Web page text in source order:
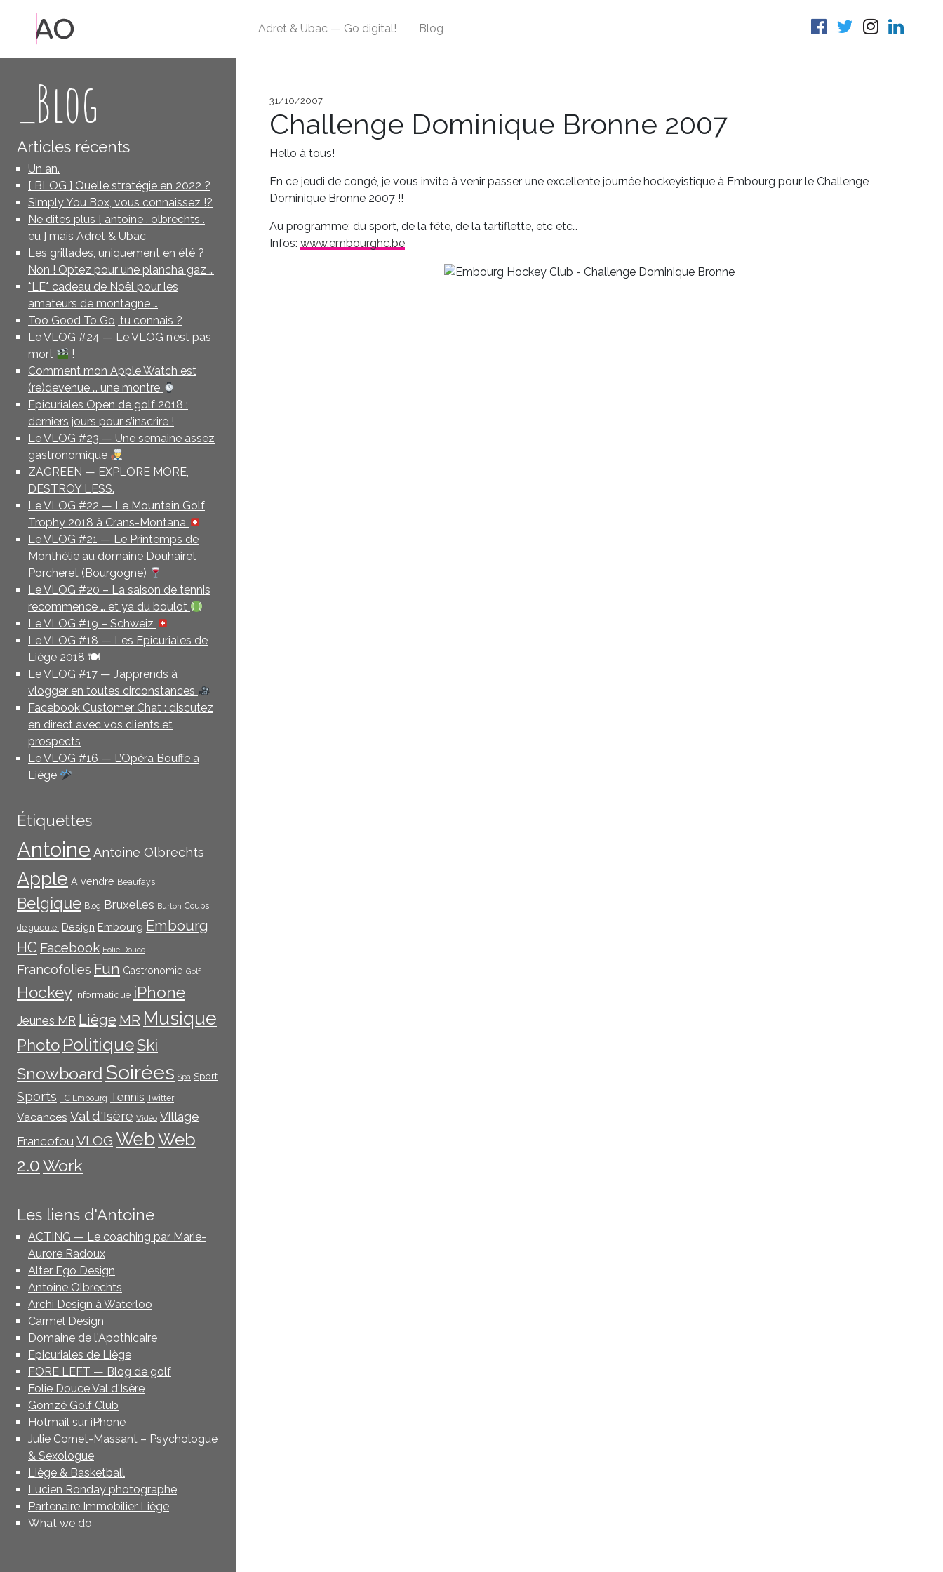
Adret & Ubac — Go digital! Blog
_Blog
Articles récents
Un an.
[ BLOG ] Quelle stratégie en 2022 ?
Simply You Box, vous connaissez !?
Ne dites plus [ antoine . olbrechts .
eu ] mais Adret & Ubac
Les grillades, uniquement en été ?
Non ! Optez pour une plancha gaz …
*LE* cadeau de Noël pour les
amateurs de montagne …
Too Good To Go, tu connais ?
Le VLOG #24 — Le VLOG n’est pas
mort
!
Comment mon Apple Watch est
(re)devenue … une montre
Epicuriales Open de golf 2018 :
derniers jours pour s’inscrire !
Le VLOG #23 — Une semaine assez
gastronomique
ZAGREEN — EXPLORE MORE,
DESTROY LESS.
Le VLOG #22 — Le Mountain Golf
Trophy 2018 à Crans-Montana
Le VLOG #21 — Le Printemps de
Monthélie au domaine Douhairet
Porcheret (Bourgogne)
Le VLOG #20 – La saison de tennis
recommence … et ya du boulot
Le VLOG #19 – Schweiz
Le VLOG #18 — Les Epicuriales de
Liège 2018 🍽
Le VLOG #17 — J’apprends à
vlogger en toutes circonstances
Facebook Customer Chat : discutez
en direct avec vos clients et
prospects
Le VLOG #16 — L’Opéra Bouffe à
Liège
Étiquettes
Antoine Antoine Olbrechts
Apple A vendre Beaufays
Belgique Blog Bruxelles Burton Coups
de gueule! Design Embourg Embourg
HC Facebook Folie Douce
Francofolies Fun Gastronomie Golf
Hockey Informatique iPhone
Jeunes MR Liège MR Musique
Photo PolitiqueSki
Snowboard Soirées Spa Sport
Sports TC Embourg Tennis Twitter
Vacances Val d'Isère Vidéo Village
Francofou VLOG WebWeb
2.0Work
Les liens d'Antoine
ACTING — Le coaching par Marie-
Aurore Radoux
Alter Ego Design
Antoine Olbrechts
Archi Design à Waterloo
Carmel Design
Domaine de l'Apothicaire
Epicuriales de Liège
FORE LEFT — Blog de golf
Folie Douce Val d'Isère
Gomzé Golf Club
Hotmail sur iPhone
Julie Cornet-Massant – Psychologue
& Sexologue
Liège & Basketball
Lucien Ronday photographe
Partenaire Immobilier Liège
What we do
Publié
31/10/2007
Challenge Dominique Bronne 2007
Hello à tous!
En ce jeudi de congé, je vous invite à venir passer une excellente journée hockeyistique à Embourg pour le Challenge
Dominique Bronne 2007 !!
Au programme: du sport, de la fête, de la tartiflette, etc etc…
Infos: www.embourghc.be